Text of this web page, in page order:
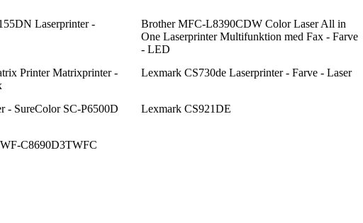
Laserprinter -
Brother MFC-L8390CDW Color Laser All in
One Laserprinter Multifunktion med Fax - Farve
- LED
Printer Matrixprinter -
Lexmark CS730de Laserprinter - Farve - Laser
- SureColor SC-P6500D
Lexmark CS921DE
C8690D3TWFC